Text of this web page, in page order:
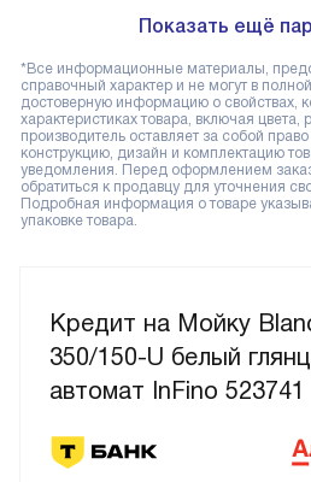
Кредит на Мойку
350/150-U белый
автомат InFino 523741
Показать ещё
*Все информационные материалы,
справочный характер и не могут в
достоверную информацию о свойствах,
характеристиках товара, включая
производитель оставляет за собой
конструкцию, дизайн и комплектацию
уведомления. Перед оформлением
обратиться к продавцу для уточнения
Подробная информация о товаре
упаковке товара.